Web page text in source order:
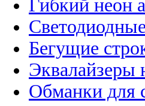
Гибкий неон
Бегущие
Эквалайзеры
Обманки для